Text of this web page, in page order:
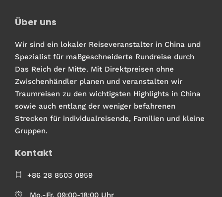
Über uns
Wir sind ein lokaler Reiseveranstalter in China und
Spezialist für maßgeschneiderte Rundreise durch
Das Reich der Mitte. Mit Direktpreisen ohne
Zwischenhändler planen und veranstalten wir
Traumreisen zu den wichtigsten Highlights in China
sowie auch entlang der weniger befahrenen
Strecken für individualreisende, Familien und kleine
Gruppen.
Kontakt
+86 28 8503 0959
Mo.-Fr. 09:00-18:00 Uhr